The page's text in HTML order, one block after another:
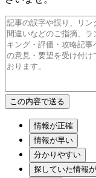
情報が正確
情報が早い
分かりやすい
探していた情報